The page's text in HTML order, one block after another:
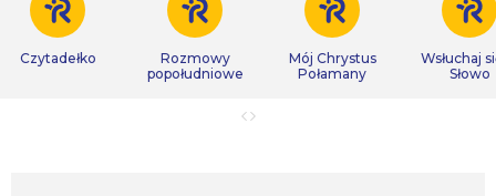
Czytadełko
Rozmowy
popołudniowe
Mój Chrystus
Połamany
Wsłuchaj
Słowo